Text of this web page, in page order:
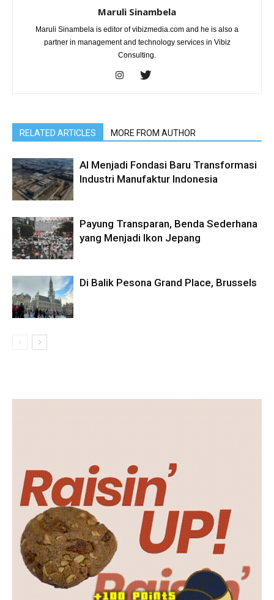
Maruli Sinambela
Maruli Sinambela is editor of vibizmedia.com and he is also a
partner in management and technology services in Vibiz
Consulting.
RELATED ARTICLES MORE FROM AUTHOR
AI Menjadi Fondasi Baru Transformasi
Industri Manufaktur Indonesia
Payung Transparan, Benda Sederhana
yang Menjadi Ikon Jepang
Di Balik Pesona Grand Place, Brussels